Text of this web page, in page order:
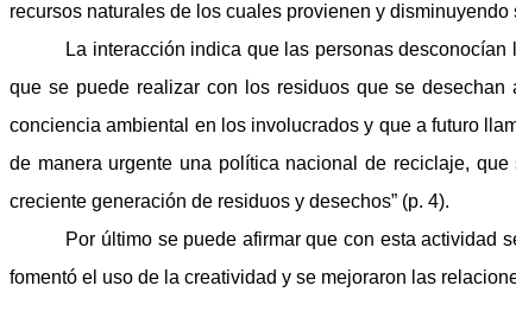
recursos naturales de los cuales provienen y
La interacción indica que las personas
que se puede realizar con los residuos que se
conciencia ambiental en los involucrados y que a futuro
de manera urgente una política nacional de reciclaje,
creciente generación de residuos y desechos” (p. 4).
Por último se puede afirmar que con esta actividad
fomentó el uso de la creatividad y se mejoraron las